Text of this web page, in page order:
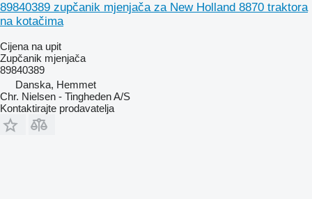
89840389 zupčanik mjenjača za New Holland 8870 traktora
na kotačima
Cijena na upit
Zupčanik mjenjača
89840389
Danska, Hemmet
Chr. Nielsen - Tingheden A/S
Kontaktirajte prodavatelja